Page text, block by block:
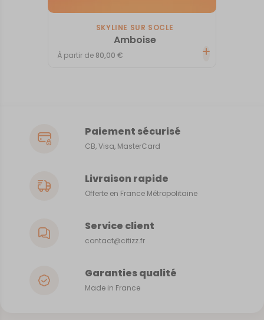
SKYLINE SUR SOCLE
Amboise
À partir de 80,00€
Paiement sécurisé
CB, Visa, MasterCard
Livraison rapide
Offerte en France Métropolitaine
Service client
contact@citizz.fr
Garanties qualité
Made in France